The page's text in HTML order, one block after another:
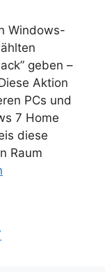
Windows-
geben –
Aktion
PCs und
7 Home
diese
Raum